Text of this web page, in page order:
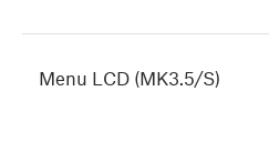
Menu LCD (MK3.5/S)